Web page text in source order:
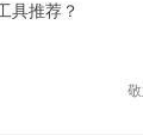
具推荐？